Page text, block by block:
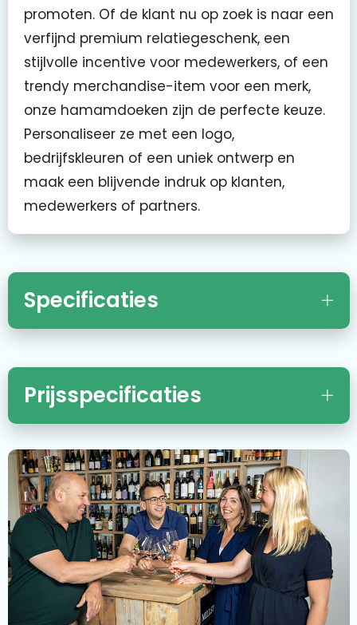
promoten. Of de klant nu op zoek is naar een
verfijnd premium relatiegeschenk, een
stijlvolle incentive voor medewerkers, of een
trendy merchandise-item voor een merk,
onze hamamdoeken zijn de perfecte keuze.
Personaliseer ze met een logo,
bedrijfskleuren of een uniek ontwerp en
maak een blijvende indruk op klanten,
medewerkers of partners.
Specificaties
Prijsspecificaties